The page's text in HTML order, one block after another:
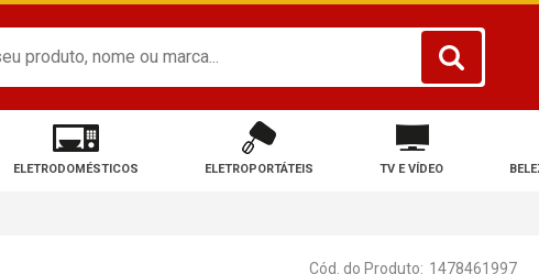
ELETRODOMÉSTICOS ELETROPORTÁTEIS TV E VÍDEO
Cód. do Produto: 1478461997